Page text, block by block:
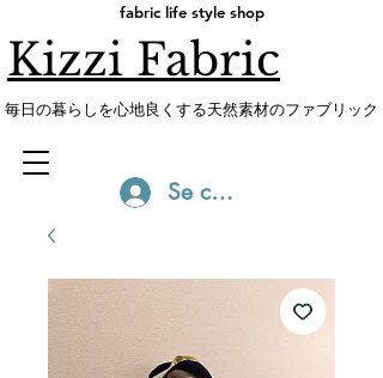
fabric life style shop
Kizzi Fabric
​毎日の暮らしを心地良くする天然素材のファブリック
Se connecter